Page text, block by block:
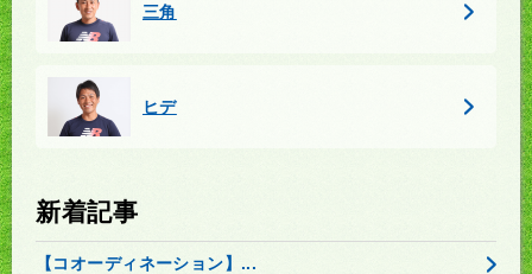
三角
ヒデ
新着記事
【コオーディネーション】...